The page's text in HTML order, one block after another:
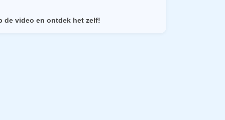
de video en ontdek het zelf!